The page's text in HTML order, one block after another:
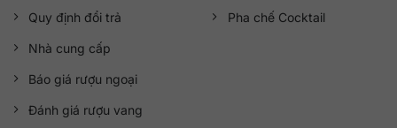
Quy định đổi trả
Nhà cung cấp
Báo giá rượu ngoại
Đánh giá rượu vang
Pha chế Cocktail